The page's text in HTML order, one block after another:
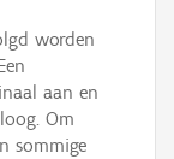
worden
aan en
Om
sommige